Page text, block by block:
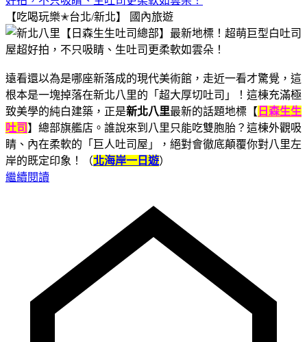
【吃喝玩樂✭台北/新北】
國內旅遊
遠看還以為是哪座新落成的現代美術館，走近一看才驚覺，這
根本是一塊掉落在新北八里的「超大厚切吐司」！這棟充滿極
致美學的純白建築，正是新北八里最新的話題地標【 日森生生
吐司 】總部旗艦店。誰說來到八里只能吃雙胞胎？這棟外觀吸
睛、內在柔軟的「巨人吐司屋」，絕對會徹底顛覆你對八里左
岸的既定印象！（北海岸一日遊）
繼續閱讀